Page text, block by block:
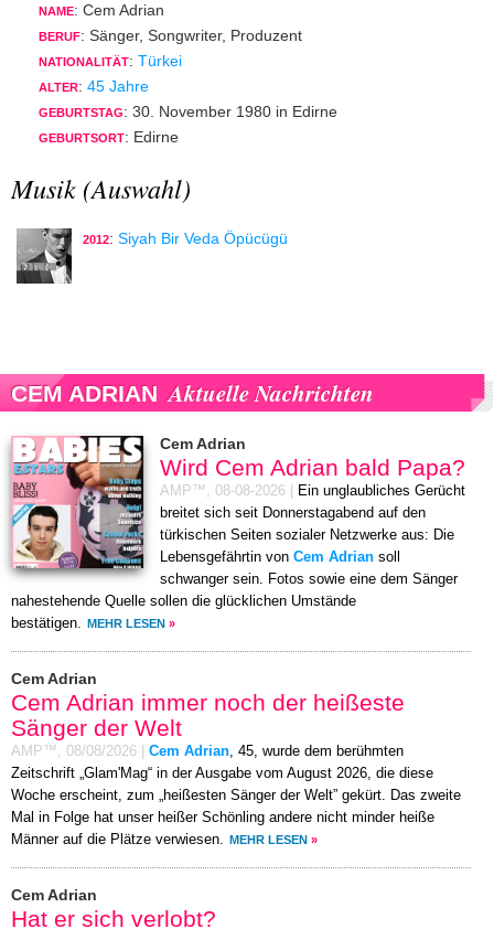
NAME: Cem Adrian
BERUF: Sänger, Songwriter, Produzent
NATIONALITÄT: Türkei
ALTER: 45 Jahre
GEBURTSTAG: 30. November 1980 in Edirne
GEBURTSORT: Edirne
Musik (Auswahl)
2012: Siyah Bir Veda Öpücügü
CEM ADRIAN Aktuelle Nachrichten
Cem Adrian
Wird Cem Adrian bald Papa?
AMP™, 08-08-2026
Ein unglaubliches Gerücht
breitet sich seit Donnerstagabend auf den
türkischen Seiten sozialer Netzwerke aus: Die
Lebensgefährtin von Cem Adrian soll
schwanger sein. Fotos sowie eine dem Sänger
nahestehende Quelle sollen die glücklichen Umstände
bestätigen.
MEHR LESEN »
Cem Adrian
Cem Adrian immer noch der heißeste
Sänger der Welt
AMP™, 08/08/2026 Cem Adrian , 45, wurde dem berühmten
Zeitschrift „Glam'Mag“ in der Ausgabe vom August 2026, die diese
Woche erscheint, zum „heißesten Sänger der Welt” gekürt. Das zweite
Mal in Folge hat unser heißer Schönling andere nicht minder heiße
Männer auf die Plätze verwiesen.
MEHR LESEN »
Cem Adrian
Hat er sich verlobt?